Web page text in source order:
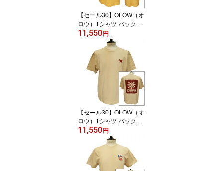
【セール30】OLOW（オ
ロウ）Tシャツ バックプ
リント 楽器イメージのイ
ラスト OL612002-20 マ
スタードxブルー オーガ
ニックコットン100% ゆ
ったりシルエット【フロ
リアン・ガロウ】
11,550 円
【セール30】OLOW（オ
ロウ）Tシャツ バックプ
リント 花とロゴのイラス
ト OL612002-12 ベージ
ュxブラウン オーガニッ
クコットン100% ゆった
りシルエット【フロリア
11,550 円